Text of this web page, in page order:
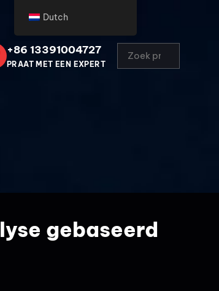
+86 13391004727
PRAAT MET EEN EXPERT
gebaseerd
Dutch